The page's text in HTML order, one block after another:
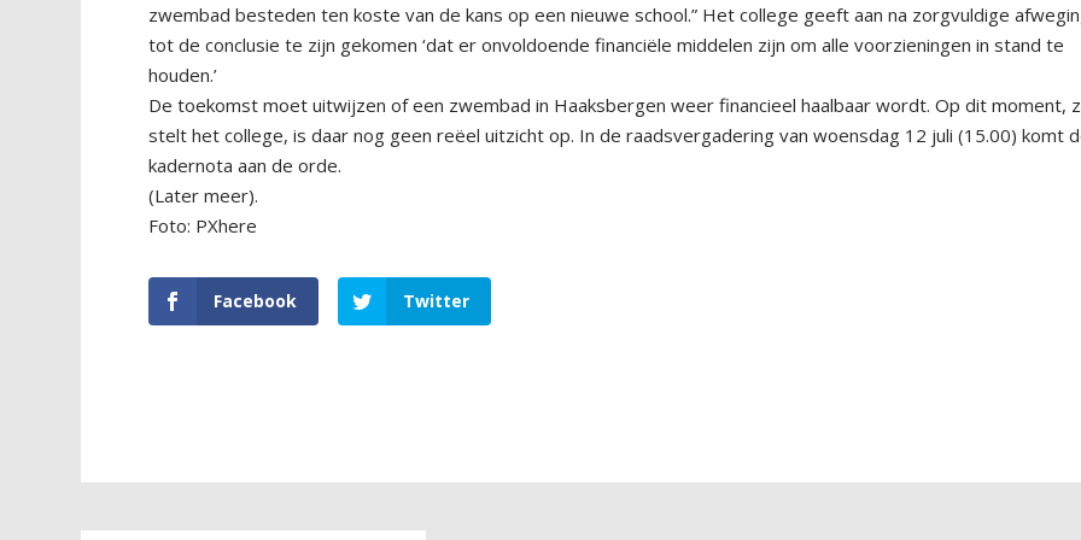
zwembad besteden ten koste van de kans op een nieuwe school.” Het college geeft aan na zorgvuldige
tot de conclusie te zijn gekomen ‘dat er onvoldoende financiële middelen zijn om alle voorzieningen in stand te
houden.’
De toekomst moet uitwijzen of een zwembad in Haaksbergen weer financieel haalbaar wordt. Op dit moment,
stelt het college, is daar nog geen reëel uitzicht op. In de raadsvergadering van woensdag 12 juli (15.00) komt
kadernota aan de orde.
(Later meer).
Foto: PXhere
Facebook Twitter